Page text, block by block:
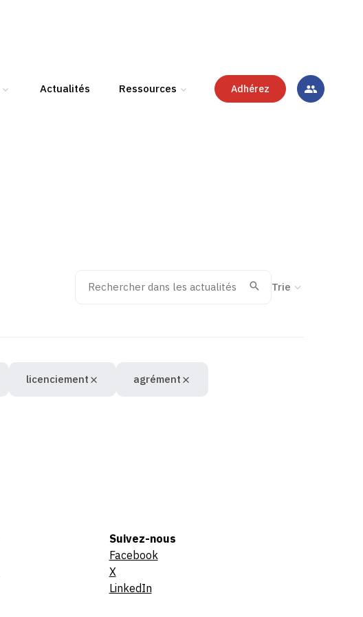
Actualités Ressources Adhérez
Recherche
ValiderTrier la recherche
licenciement agrément
Suivez-nous
Facebook
X
LinkedIn